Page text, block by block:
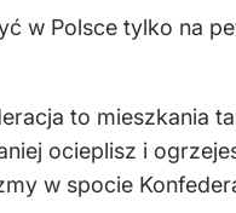
w Polsce tylko na
to mieszkania
ocieplisz i
w spocie